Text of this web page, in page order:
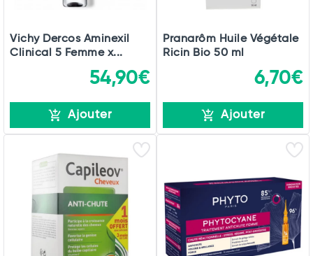
Vichy Dercos Aminexil
Clinical 5 Femme x...
54,90€
Ajouter
Pranarôm Huile Végétale
Ricin Bio 50 ml
6,70€
Ajouter